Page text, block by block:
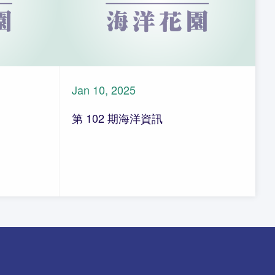
Jan 10, 2025
第 102 期海洋資訊